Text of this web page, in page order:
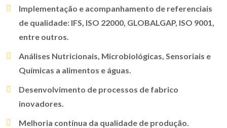
Implementação e acompanhamento de referenciais
de qualidade: IFS, ISO 22000, GLOBALGAP, ISO 9001,
entre outros.
Análises Nutricionais, Microbiológicas, Sensoriais e
Químicas a alimentos e águas.
Desenvolvimento de processos de fabrico
inovadores.
Melhoria contínua da qualidade de produção.